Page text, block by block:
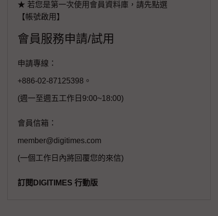
★ 若您是第一次使用會員資料庫，請先點選
【帳號啟用】
會員服務申請/試用
申請專線：
+886-02-87125398。
(週一至週五工作日9:00~18:00)
會員信箱：
member@digitimes.com
(一個工作日內將回覆您的來信)
訂閱DIGITIMES 行動版